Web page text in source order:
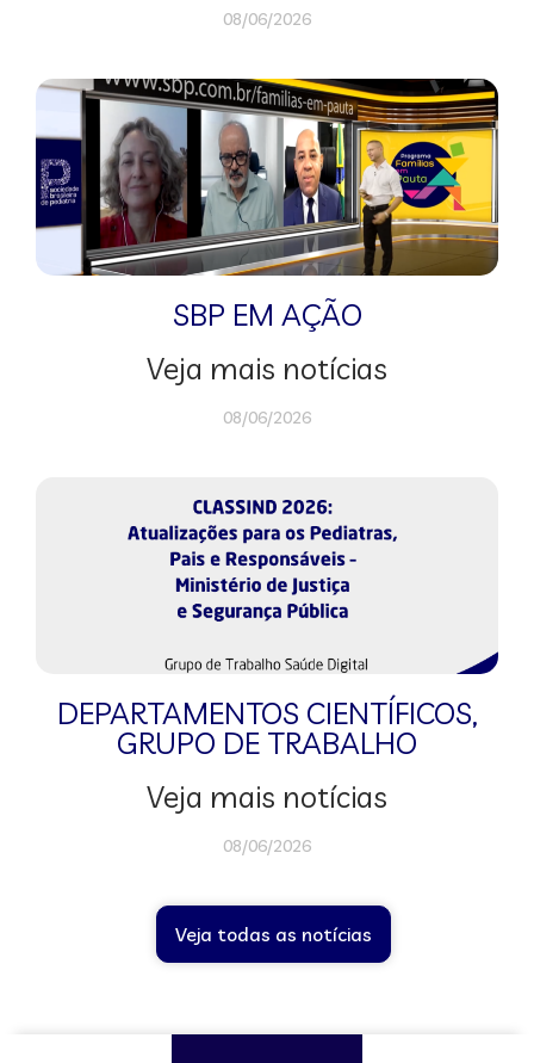
08/06/2026
SBP EM AÇÃO
Veja mais notícias
08/06/2026
DEPARTAMENTOS CIENTÍFICOS,
GRUPO DE TRABALHO
Veja mais notícias
08/06/2026
Veja todas as notícias